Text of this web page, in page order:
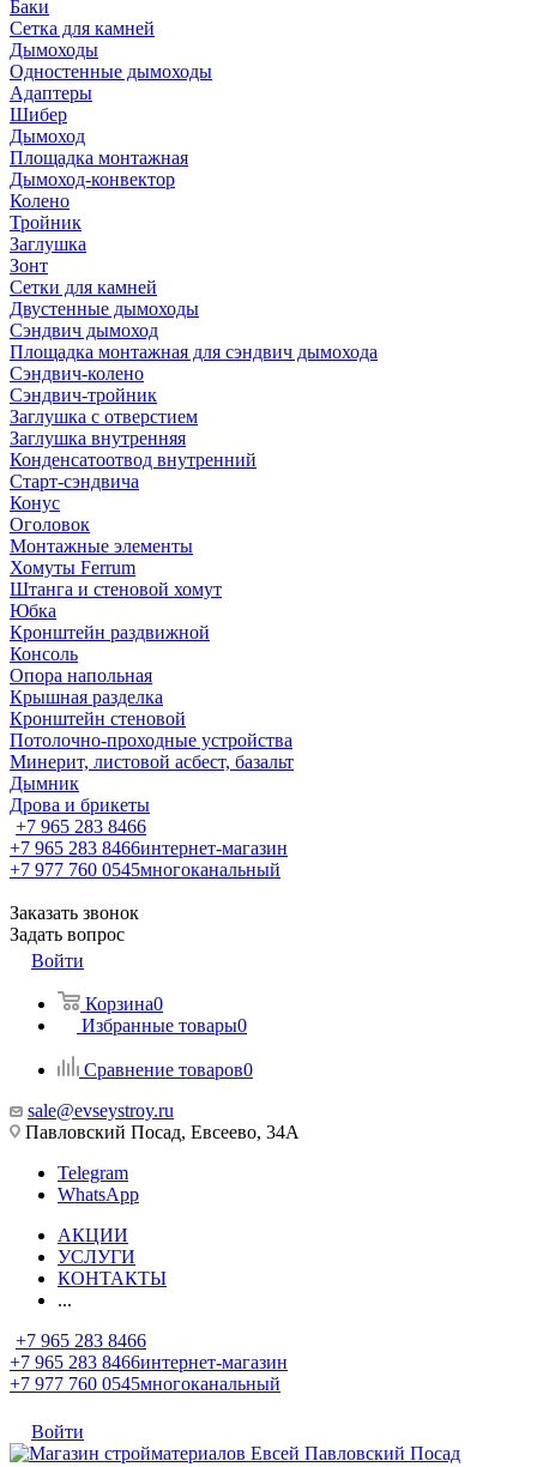
Баки
Сетка для камней
Дымоходы
Одностенные дымоходы
Адаптеры
Шибер
Дымоход
Площадка монтажная
Дымоход-конвектор
Колено
Тройник
Заглушка
Зонт
Сетки для камней
Двустенные дымоходы
Сэндвич дымоход
Площадка монтажная для сэндвич дымохода
Сэндвич-колено
Сэндвич-тройник
Заглушка с отверстием
Заглушка внутренняя
Конденсатоотвод внутренний
Старт-сэндвича
Конус
Оголовок
Монтажные элементы
Хомуты Ferrum
Штанга и стеновой хомут
Юбка
Кронштейн раздвижной
Консоль
Опора напольная
Крышная разделка
Кронштейн стеновой
Потолочно-проходные устройства
Минерит, листовой асбест, базальт
Дымник
Дрова и брикеты
+7 965 283 8466
+7 965 283 8466интернет-магазин
+7 977 760 0545многоканальный
Заказать звонок
Задать вопрос
Войти
Корзина0
Избранные товары0
Сравнение товаров0
sale@evseystroy.ru
Павловский Посад, Евсеево, 34А
Telegram
WhatsApp
АКЦИИ
УСЛУГИ
КОНТАКТЫ
...
+7 965 283 8466
+7 965 283 8466интернет-магазин
+7 977 760 0545многоканальный
Войти